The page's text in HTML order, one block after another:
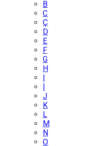
B
C
Ç
D
E
F
G
H
I
İ
J
K
L
M
N
O